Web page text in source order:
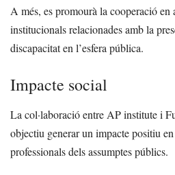
A més, es promourà la cooperació en
institucionals relacionades amb la
discapacitat en l’esfera pública.
Impacte social
La col·laboració entre AP institute i
objectiu generar un impacte positiu
professionals dels assumptes públics.